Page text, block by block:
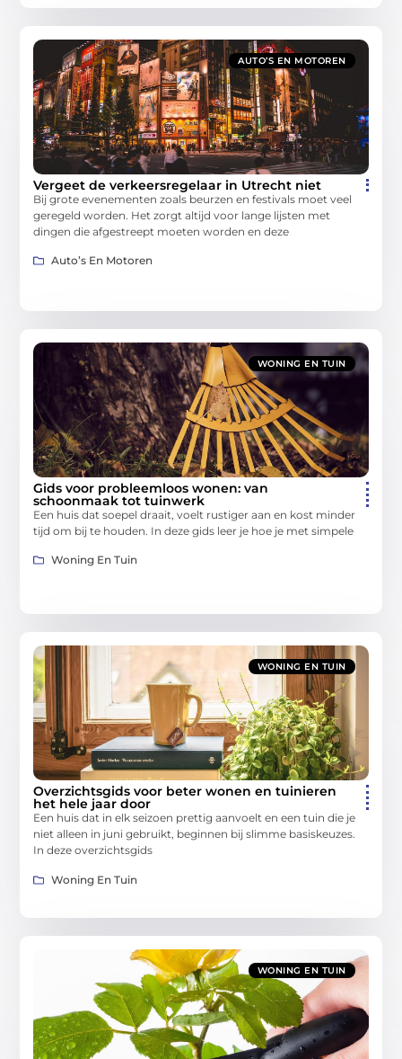
AUTO’S EN MOTOREN
Vergeet de verkeersregelaar in Utrecht niet
Bij grote evenementen zoals beurzen en festivals moet veel
geregeld worden. Het zorgt altijd voor lange lijsten met
dingen die afgestreept moeten worden en deze
Auto’s En Motoren
WONING EN TUIN
Gids voor probleemloos wonen: van
schoonmaak tot tuinwerk
Een huis dat soepel draait, voelt rustiger aan en kost minder
tijd om bij te houden. In deze gids leer je hoe je met simpele
Woning En Tuin
WONING EN TUIN
Overzichtsgids voor beter wonen en tuinieren
het hele jaar door
Een huis dat in elk seizoen prettig aanvoelt en een tuin die je
niet alleen in juni gebruikt, beginnen bij slimme basiskeuzes.
In deze overzichtsgids
Woning En Tuin
WONING EN TUIN